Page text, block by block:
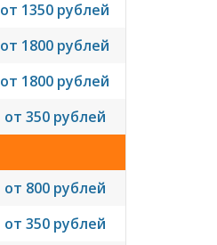
от 1350 рублей
от 1800 рублей
от 1800 рублей
от 350 рублей
от 800 рублей
от 350 рублей